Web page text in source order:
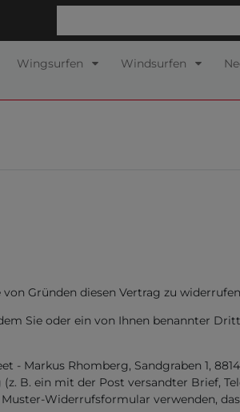
Wingsurfen Windsurfen
Gründen diesen Vertrag zu
Sie oder ein von Ihnen benannter
Markus Rhomberg, Sandgraben 1,
B. ein mit der Post versandter Brief,
Widerrufsformular verwenden,